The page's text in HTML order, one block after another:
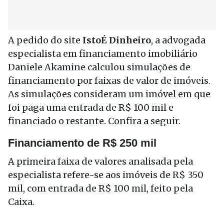
A pedido do site IstoÉ Dinheiro, a advogada
especialista em financiamento imobiliário
Daniele Akamine calculou simulações de
financiamento por faixas de valor de imóveis.
As simulações consideram um imóvel em que
foi paga uma entrada de R$ 100 mil e
financiado o restante. Confira a seguir.
Financiamento de R$ 250 mil
A primeira faixa de valores analisada pela
especialista refere-se aos imóveis de R$ 350
mil, com entrada de R$ 100 mil, feito pela
Caixa.